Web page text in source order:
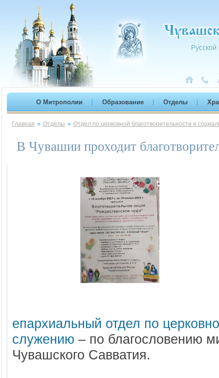
О Митрополии Образование Отделы
Главная » Отделы » Отдел по церковной благотворительности и
В Чувашии проходит
епархиальный отдел по
служению – по благословению
Чувашского Савватия.